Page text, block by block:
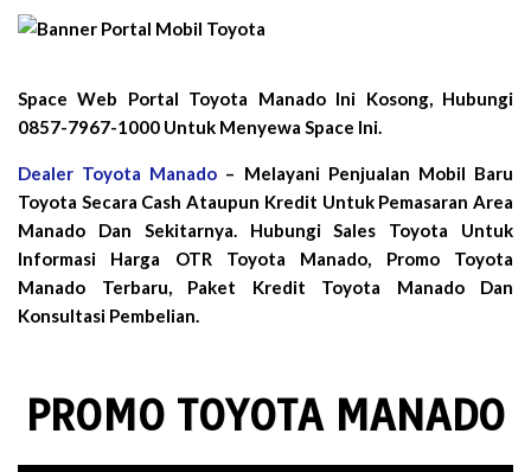
Space Web Portal Toyota Manado Ini Kosong, Hubungi
0857-7967-1000 Untuk Menyewa Space Ini.
Dealer Toyota Manado – Melayani Penjualan Mobil Baru
Toyota Secara Cash Ataupun Kredit Untuk Pemasaran Area
Manado Dan Sekitarnya. Hubungi Sales Toyota Untuk
Informasi Harga OTR Toyota Manado, Promo Toyota
Manado Terbaru, Paket Kredit Toyota Manado Dan
Konsultasi Pembelian.
PROMO TOYOTA MANADO